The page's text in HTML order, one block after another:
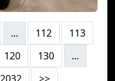
... 112
113
120 130
...